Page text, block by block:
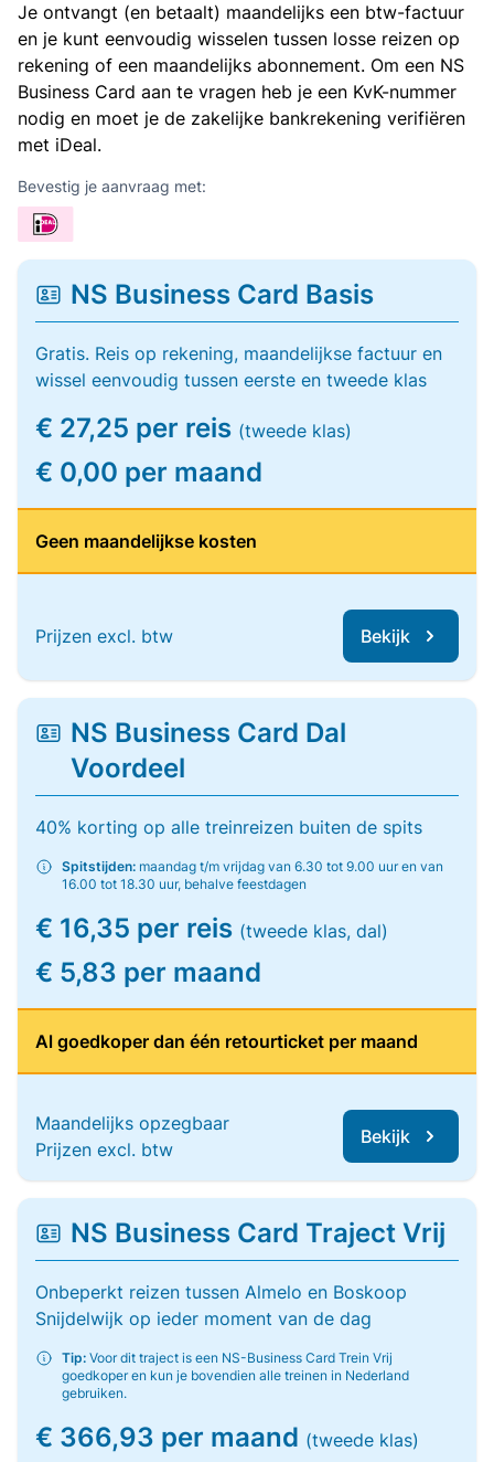
Je ontvangt (en betaalt) maandelijks een btw-factuur
en je kunt eenvoudig wisselen tussen losse reizen op
rekening of een maandelijks abonnement. Om een NS
Business Card aan te vragen heb je een KvK-nummer
nodig en moet je de zakelijke bankrekening verifiëren
met iDeal.
Bevestig je aanvraag met:
NS Business Card Basis
Gratis. Reis op rekening, maandelijkse factuur en
wissel eenvoudig tussen eerste en tweede klas
€ 27,25 per reis (tweede klas)
€ 0,00 per maand
Geen maandelijkse kosten
Prijzen excl. btw Bekijk
NS Business Card Dal
Voordeel
40% korting op alle treinreizen buiten de spits
Spitstijden: maandag t/m vrijdag van 6.30 tot 9.00 uur en van
16.00 tot 18.30 uur, behalve feestdagen
€ 16,35 per reis (tweede klas, dal)
€ 5,83 per maand
Al goedkoper dan één retourticket per maand
Maandelijks opzegbaar
Prijzen excl. btw
Bekijk
NS Business Card Traject Vrij
Onbeperkt reizen tussen Almelo en Boskoop
Snijdelwijk op ieder moment van de dag
Tip: Voor dit traject is een NS-Business Card Trein Vrij
goedkoper en kun je bovendien alle treinen in Nederland
gebruiken.
€ 366,93 per maand (tweede klas)